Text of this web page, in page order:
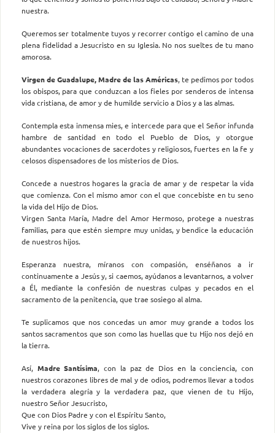
nuestra.
Queremos ser totalmente tuyos y recorrer contigo el camino de una
plena fidelidad a Jesucristo en su Iglesia. No nos sueltes de tu mano
amorosa.
Virgen de Guadalupe, Madre de las Américas, te pedimos por todos
los obispos, para que conduzcan a los fieles por senderos de intensa
vida cristiana, de amor y de humilde servicio a Dios y a las almas.
Contempla esta inmensa mies, e intercede para que el Señor infunda
hambre de santidad en todo el Pueblo de Dios, y otorgue
abundantes vocaciones de sacerdotes y religiosos, fuertes en la fe y
celosos dispensadores de los misterios de Dios.
Concede a nuestros hogares la gracia de amar y de respetar la vida
que comienza. Con el mismo amor con el que concebiste en tu seno
la vida del Hijo de Dios.
Virgen Santa María, Madre del Amor Hermoso, protege a nuestras
familias, para que estén siempre muy unidas, y bendice la educación
de nuestros hijos.
Esperanza nuestra, míranos con compasión, enséñanos a ir
continuamente a Jesús y, si caemos, ayúdanos a levantarnos, a volver
a Él, mediante la confesión de nuestras culpas y pecados en el
sacramento de la penitencia, que trae sosiego al alma.
Te suplicamos que nos concedas un amor muy grande a todos los
santos sacramentos que son como las huellas que tu Hijo nos dejó en
la tierra.
Así, Madre Santísima, con la paz de Dios en la conciencia, con
nuestros corazones libres de mal y de odios, podremos llevar a todos
la verdadera alegría y la verdadera paz, que vienen de tu Hijo,
nuestro Señor Jesucristo,
Que con Dios Padre y con el Espíritu Santo,
Vive y reina por los siglos de los siglos.